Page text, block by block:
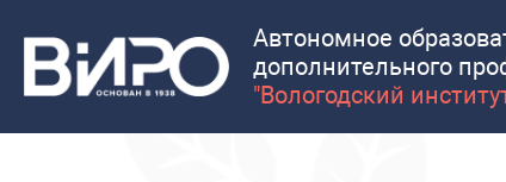
Автономное
дополнительного
"Вологодский